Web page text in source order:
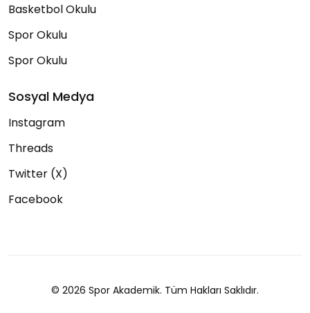
Basketbol Okulu
Spor Okulu
Spor Okulu
Sosyal Medya
Instagram
Threads
Twitter (X)
Facebook
© 2026 Spor Akademik. Tüm Hakları Saklıdır.